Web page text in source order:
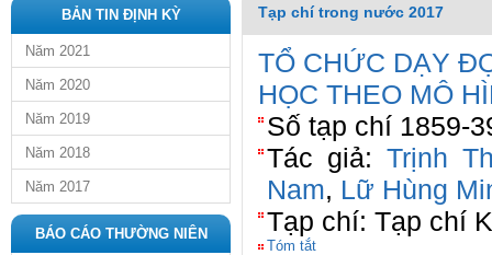
BẢN TIN ĐỊNH KỲ
Năm 2021
Năm 2020
Năm 2019
Năm 2018
Năm 2017
BÁO CÁO THƯỜNG NIÊN
Tạp chí trong nước 2017
TỔ CHỨC DẠY
HỌC THEO MÔ
Số tạp chí 1859-
Tác giả: Trịnh
Nam, Lữ Hùng
Tạp chí: Tạp chí
Tóm tắt